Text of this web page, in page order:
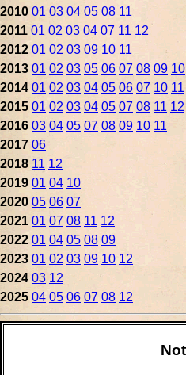
2010 01 03 04 05 08 11
2011 01 02 03 04 07 11 12
2012 01 02 03 09 10 11
2013 01 02 03 05 06 07 08 09 10
2014 01 02 03 04 05 06 07 10 11
2015 01 02 03 04 05 07 08 11 12
2016 03 04 05 07 08 09 10 11
2017 06
2018 11 12
2019 01 04 10
2020 05 06 07
2021 01 07 08 11 12
2022 01 04 05 08 09
2023 01 02 03 09 10 12
2024 03 12
2025 04 05 06 07 08 12